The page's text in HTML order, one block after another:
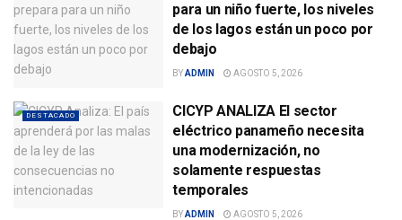
para un niño fuerte, los niveles
de los lagos están un poco por
debajo
BYADMIN AGOSTO 5, 2026
DESTACADO
CICYP ANALIZA El sector
eléctrico panameño necesita
una modernización, no
solamente respuestas
temporales
BYADMIN AGOSTO 5, 2026